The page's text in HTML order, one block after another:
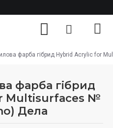
фарба гібрид Hybrid Acrylic for
фарба гібрид
Multisurfaces №
Дела